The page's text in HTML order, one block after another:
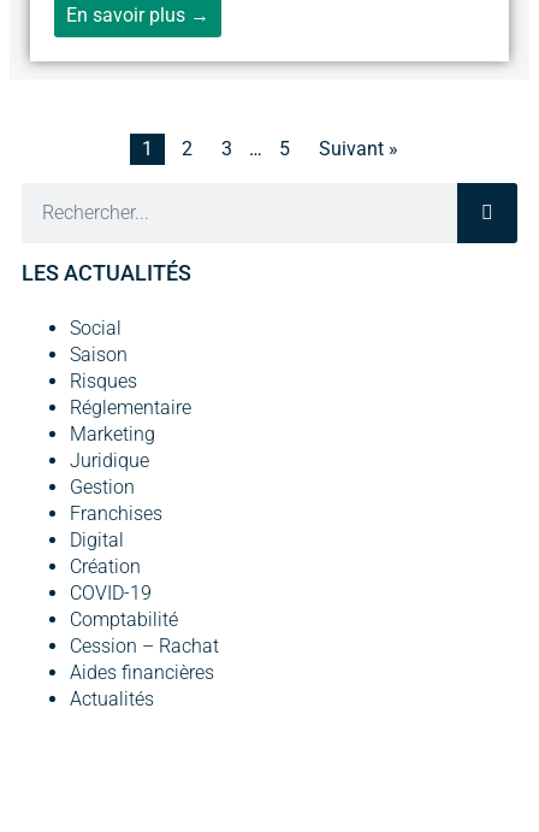
LES ACTUALITÉS
Social
Saison
Risques
Réglementaire
Marketing
Juridique
Gestion
Franchises
Digital
Création
COVID-19
Comptabilité
Cession – Rachat
Aides financières
Actualités
En savoir plus →
1 2 3 … 5 Suivant »